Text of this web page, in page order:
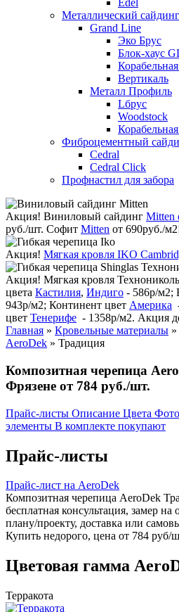
Edel
Металлический сайдинг
Grand Line
Эко Брус
Блок-хаус
Вертикаль
Металл Профиль
Lбрус
Woodstock
Фиброцементный
Cedral
Cedral Click
Профнастил для забора
Акция! Виниловый сайдинг Mitten
руб./шт. Софит Mitten от 690руб./
Акция! Мягкая кровля IKO
Акция! Мягкая кровля
цвета Кастилия, Индиго - 586р/м2;
943р/м2; Континент цвет Америка
цвет Тенерифе - 1358р/м2. Акция
Главная » Кровельные материалы »
AeroDek » Традиция
Композитная черепица
Фрязене от 784 руб./шт.
Прайс-листы Описание Цвета
элементы В комплекте покупают
Прайс-листы
Прайс-лист на AeroDek
Композитная черепица AeroDek
бесплатная консультация, замер
плану/проекту, доставка или
Купить недорого, цена от 784 руб/
Цветовая гамма
Терракота